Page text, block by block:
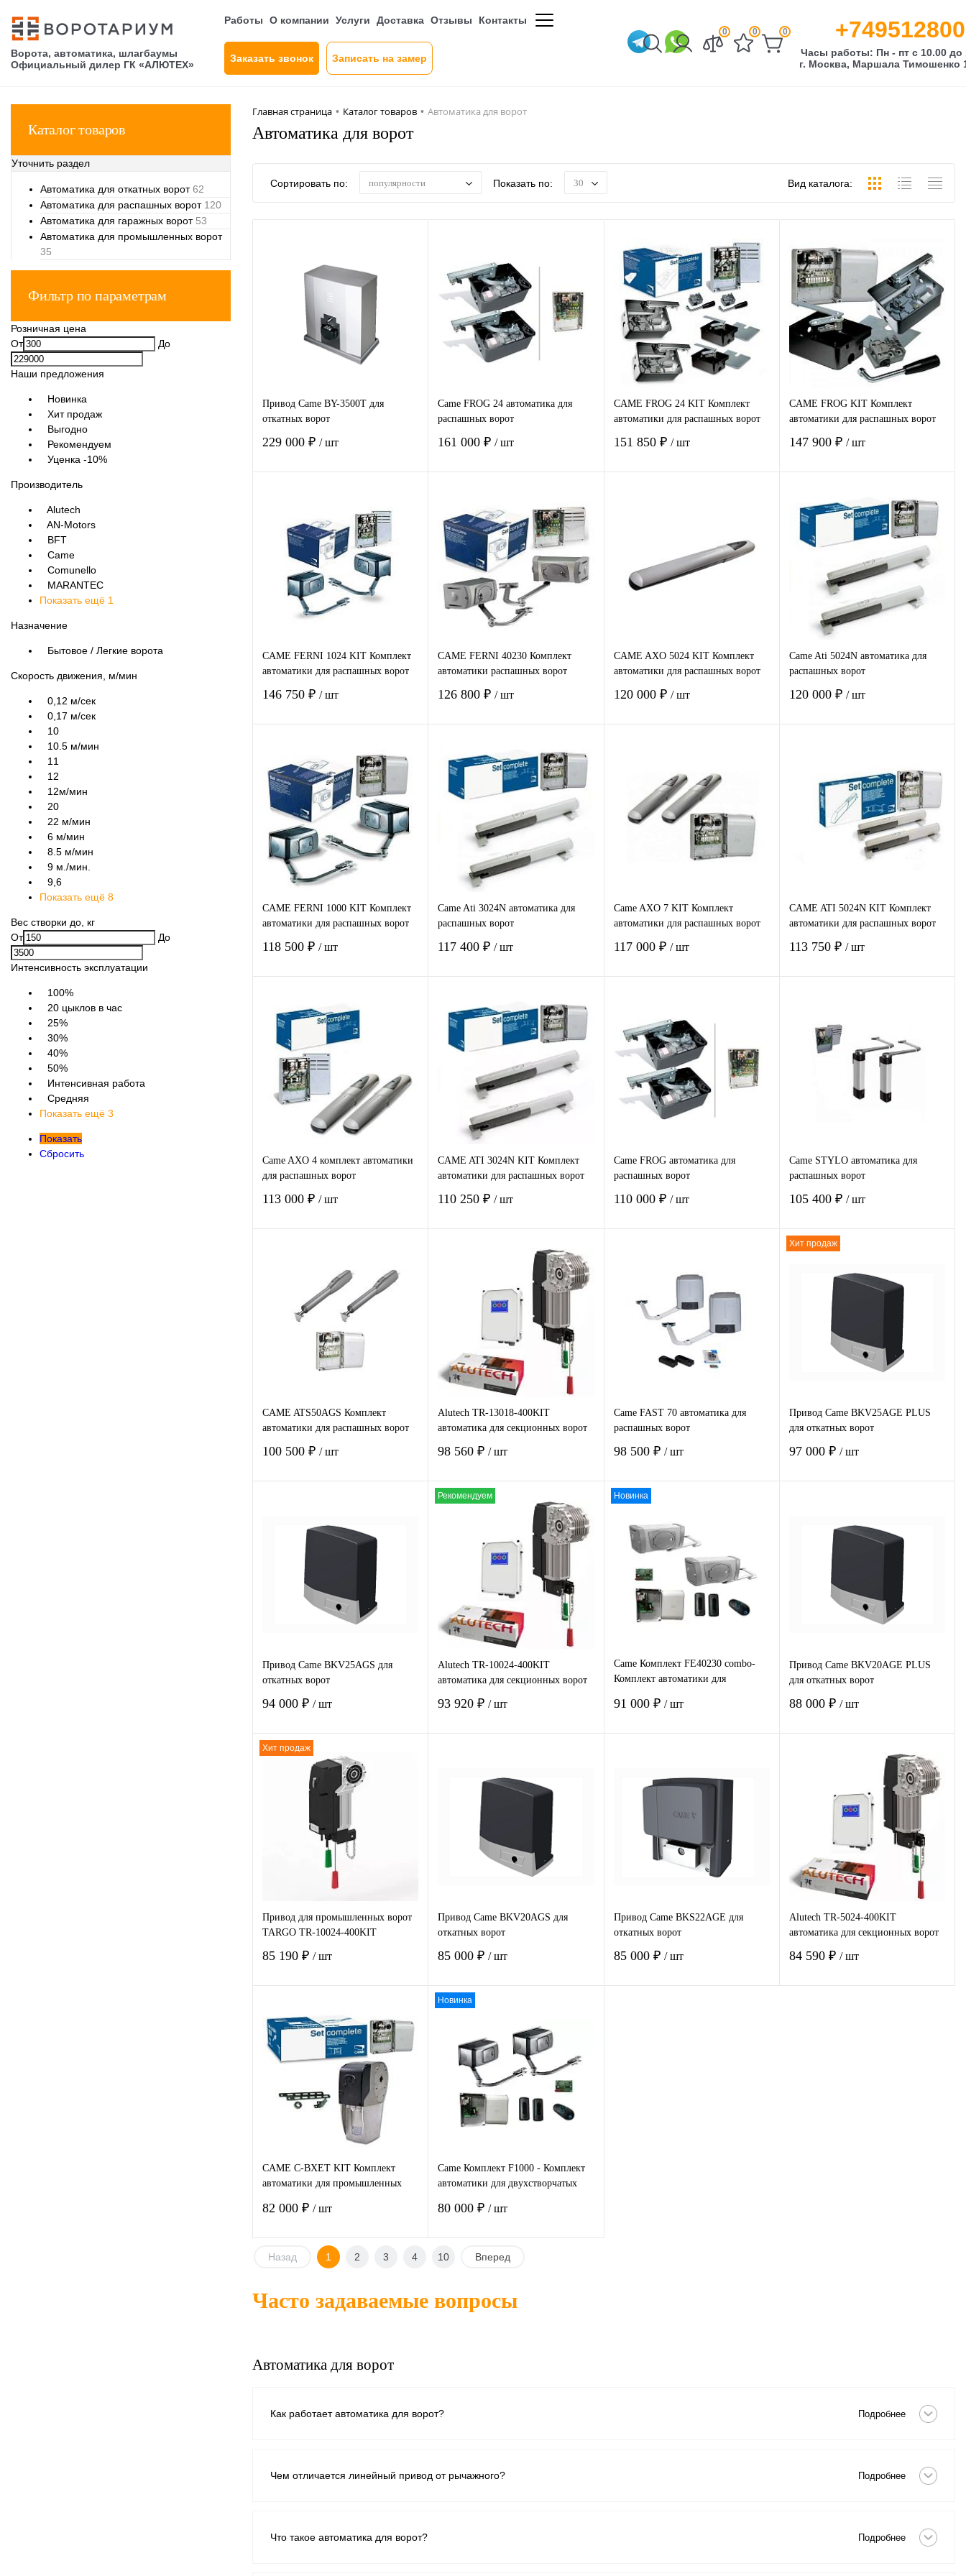
Ворота, автоматика, шлагбаумы
Официальный дилер ГК «АЛЮТЕХ»
Работы О компании Услуги Доставка Отзывы Контакты
Заказать звонок Записать на замер
0 0 0
Часы работы: Пн - пт с 10.00 до
г. Москва, Маршала Тимошенко
Каталог товаров
Уточнить раздел
Автоматика для откатных ворот 62
Автоматика для распашных ворот 120
Автоматика для гаражных ворот 53
Автоматика для промышленных ворот
35
Фильтр по параметрам
Розничная цена
От
До
Наши предложения
Новинка
Хит продаж
Выгодно
Рекомендуем
Уценка -10%
Производитель
Alutech
AN-Motors
BFT
Came
Comunello
MARANTEC
Показать ещё 1
Назначение
Бытовое / Легкие ворота
Скорость движения, м/мин
0,12 м/сек
0,17 м/сек
10
10.5 м/мин
11
12
12м/мин
20
22 м/мин
6 м/мин
8.5 м/мин
9 м./мин.
9,6
Показать ещё 8
Вес створки до, кг
От
До
Интенсивность эксплуатации
100%
20 цыклов в час
25%
30%
40%
50%
Интенсивная работа
Средняя
Показать ещё 3
Показать
Сбросить
Главная страница • Каталог товаров • Автоматика для ворот
Автоматика для ворот
Сортировать по: популярности Показать по: 30 Вид каталога:
Привод Came BY-3500T для
откатных ворот
229 000 ₽ / шт
Купить в 1
Сравнение
В избранное В наличии
Came FROG 24 автоматика для
распашных ворот
161 000 ₽/ шт
Купить в 1
клик
Сравнение
В избранное В наличии
CAME FROG 24 KIT Комплект
автоматики для распашных ворот
151 850 ₽ / шт
клик
Сравнение
В избранное
CAME FROG KIT Комплект
автоматики для распашных ворот
147 900 ₽ / шт
В корзину
Сравнение
В избранное Под заказ
CAME FERNI 1024 KIT Комплект
автоматики для распашных ворот
146 750 ₽ / шт
В корзину
Купить в 1
Сравнение
В избранное Под заказ
CAME FERNI 40230 Комплект
автоматики распашных ворот
126 800 ₽/ шт
В корзину
Сравнение
В избранное Под заказ
CAME AXO 5024 KIT Комплект
автоматики для распашных ворот
120 000 ₽ / шт
Купить в 1
клик
Под заказ
Came Ati 5024N автоматика для
распашных ворот
120 000 ₽ / шт
Купить в 1
Сравнение
В избранное В наличии
CAME FERNI 1000 KIT Комплект
автоматики для распашных ворот
118 500 ₽ / шт
В корзину
Купить в 1
клик
В избранное Под заказ
Came Ati 3024N автоматика для
распашных ворот
117 400 ₽/ шт
В корзину
Сравнение
В избранное В наличии
Came AXO 7 KIT Комплект
автоматики для распашных ворот
117 000 ₽ / шт
Купить в 1
клик
Сравнение
В избранное
CAME ATI 5024N KIT Комплект
автоматики для распашных ворот
113 750 ₽ / шт
Купить в 1
Сравнение
В избранное
Came AXO 4 комплект автоматики
для распашных ворот
113 000 ₽ / шт
Купить в 1
В избранное
CAME ATI 3024N KIT Комплект
автоматики для распашных ворот
110 250 ₽/ шт
В корзину
Купить в 1
В избранное Под заказ
Came FROG автоматика для
распашных ворот
110 000 ₽ / шт
Купить в 1
В наличии
Came STYLO автоматика для
распашных ворот
105 400 ₽ / шт
Купить в 1
Сравнение
В избранное В наличии
CAME ATS50AGS Комплект
автоматики для распашных ворот
100 500 ₽ / шт
Купить в 1
Сравнение
В избранное Под заказ
Alutech TR-13018-400KIT
автоматика для секционных ворот
98 560 ₽/ шт
В корзину
Купить в 1
В избранное В наличии
Came FAST 70 автоматика для
распашных ворот
98 500 ₽ / шт
клик
Сравнение
В избранное В наличии
Хит продаж
Привод Came BKV25AGE PLUS
для откатных ворот
97 000 ₽ / шт
Купить в 1
Сравнение
В избранное В наличии
Привод Came BKV25AGS для
откатных ворот
94 000 ₽ / шт
В корзину
В избранное
Рекомендуем
Alutech TR-10024-400KIT
автоматика для секционных ворот
93 920 ₽/ шт
Купить в 1
В избранное В наличии
Новинка
Came Комплект FE40230 combo-
Комплект автоматики для
91 000 ₽ / шт
Купить в 1
Сравнение
В избранное В наличии
Привод Came BKV20AGE PLUS
для откатных ворот
88 000 ₽ / шт
В корзину
Купить в 1
В избранное В наличии
Хит продаж
Привод для промышленных ворот
TARGO TR-10024-400KIT
85 190 ₽ / шт
В корзину
Сравнение
В избранное Под заказ
Привод Came BKV20AGS для
откатных ворот
85 000 ₽/ шт
Купить в 1
Сравнение
В избранное В наличии
Привод Came BKS22AGE для
откатных ворот
85 000 ₽ / шт
Alutech TR-5024-400KIT
автоматика для секционных ворот
84 590 ₽ / шт
CAME C-BXET KIT Комплект
автоматики для промышленных
82 000 ₽ / шт
В корзину
Новинка
Came Комплект F1000 - Комплект
автоматики для двухстворчатых
80 000 ₽/ шт
Назад 1 2 3 4 10 Вперед
Часто задаваемые вопросы
Автоматика для ворот
Как работает автоматика для ворот?
Подробнее
Чем отличается линейный привод от рычажного?
Подробнее
Что такое автоматика для ворот?
Подробнее